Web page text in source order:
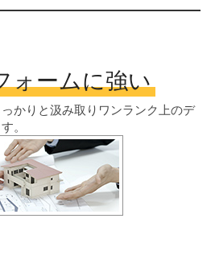
ォームに強い
かりと汲み取り ワンランク上のデ
。